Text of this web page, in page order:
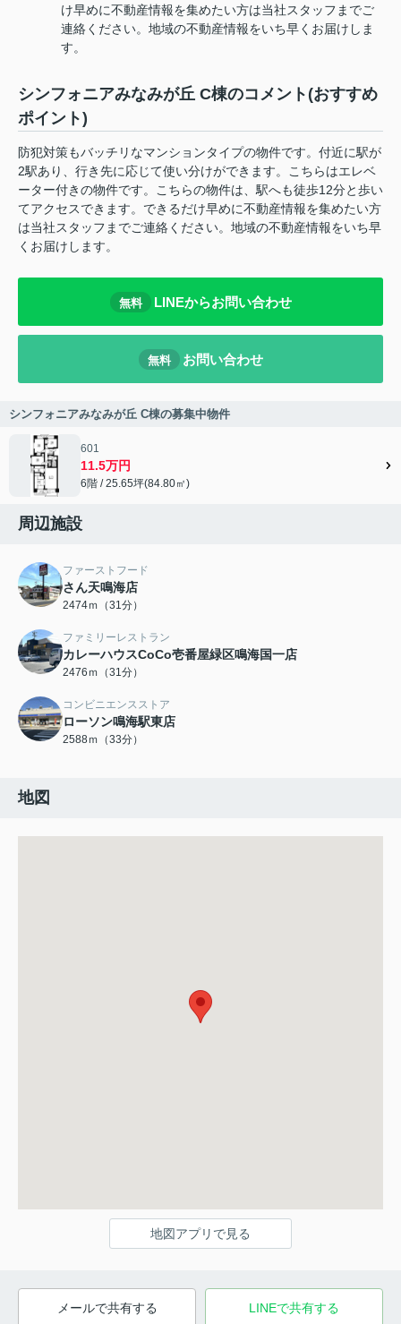
け早めに不動産情報を集めたい方は当社スタッフまでご
連絡ください。地域の不動産情報をいち早くお届けしま
す。
シンフォニアみなみが丘 C棟のコメント(おすすめ
ポイント)
防犯対策もバッチリなマンションタイプの物件です。付近に駅が
2駅あり、行き先に応じて使い分けができます。こちらはエレベ
ーター付きの物件です。こちらの物件は、駅へも徒歩12分と歩い
てアクセスできます。できるだけ早めに不動産情報を集めたい方
は当社スタッフまでご連絡ください。地域の不動産情報をいち早
くお届けします。
無料 LINEからお問い合わせ
無料 お問い合わせ
シンフォニアみなみが丘 C棟の募集中物件
601
11.5万円
6階 / 25.65坪(84.80㎡)
周辺施設
ファーストフード
さん天鳴海店
2474ｍ（31分）
ファミリーレストラン
カレーハウスCoCo壱番屋緑区鳴海国一店
2476ｍ（31分）
コンビニエンスストア
ローソン鳴海駅東店
2588ｍ（33分）
地図
地図アプリで見る
メールで共有する LINEで共有する